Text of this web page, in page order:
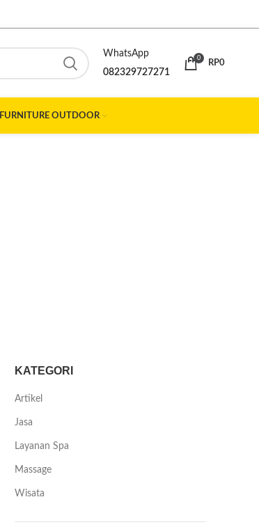
WhatsApp
082329727271
0
RP0
FURNITURE OUTDOOR
KATEGORI
Artikel
Jasa
Layanan Spa
Massage
Wisata